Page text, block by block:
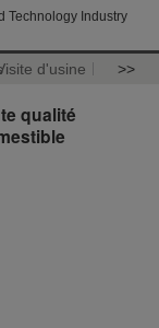
Technology Industry
d'usine >>
qualité